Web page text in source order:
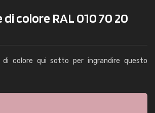
colore RAL 010 70 20
di colore qui sotto per ingrandire questo